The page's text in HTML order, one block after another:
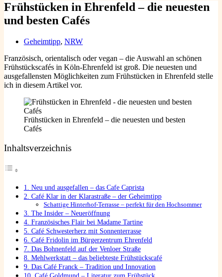
Frühstücken in Ehrenfeld – die neuesten
und besten Cafés
Geheimtipp, NRW
Französisch, orientalisch oder vegan – die Auswahl an schönen
Frühstückscafés in Köln-Ehrenfeld ist groß. Die neuesten und
ausgefallensten Möglichkeiten zum Frühstücken in Ehrenfeld stelle
ich in diesem Artikel vor.
Frühstücken in Ehrenfeld – die neuesten und besten
Cafés
Inhaltsverzeichnis
1. Neu und ausgefallen – das Cafe Caprista
2. Café Klar in der Klarastraße – der Geheimtipp
Schattige Hinterhof-Terrasse – perfekt für den Hochsommer
3. The Insider – Neueröffnung
4. Französisches Flair bei Madame Tartine
5. Café Schwesterherz mit Sonnenterrasse
6. Café Fridolin im Bürgerzentrum Ehrenfeld
7. Das Bohnenfeld auf der Venloer Straße
8. Mehlwerkstatt – das beliebteste Frühstückscafé
9. Das Café Franck – Tradition und Innovation